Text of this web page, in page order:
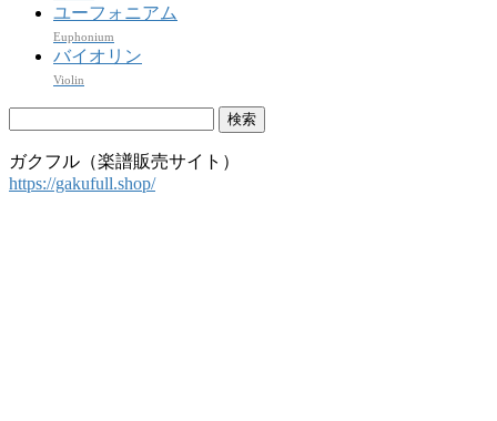
ユーフォニアム
Euphonium
バイオリン
Violin
ガクフル（楽譜販売サイト）
https://gakufull.shop/